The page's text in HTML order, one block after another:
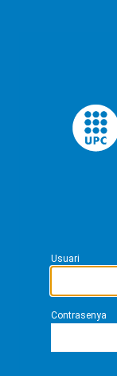
Usuari
Contrasenya